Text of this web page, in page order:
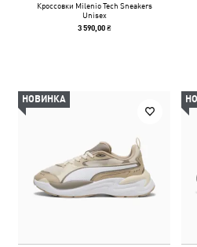
Кроссовки Milenio Tech Sneakers
Unisex
3 590,00 ₴
НОВИНКА